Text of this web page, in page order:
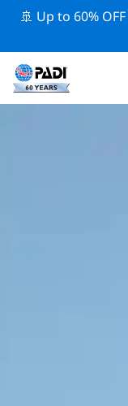
🚢 Up to 60%